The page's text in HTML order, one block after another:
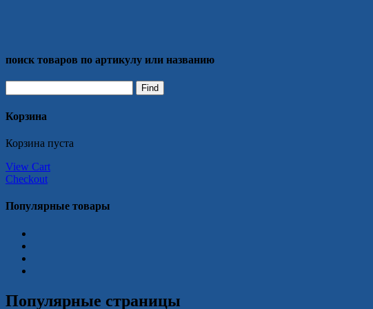
поиск товаров по артикулу или названию
Корзина
Корзина пуста
View Cart
Checkout
Популярные товары
Популярные страницы